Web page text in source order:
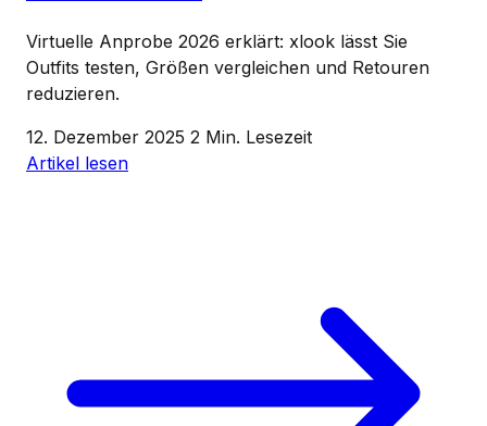
Virtuelle Anprobe 2026 erklärt: xlook lässt Sie
Outfits testen, Größen vergleichen und Retouren
reduzieren.
12. Dezember 2025 2 Min. Lesezeit
Artikel lesen